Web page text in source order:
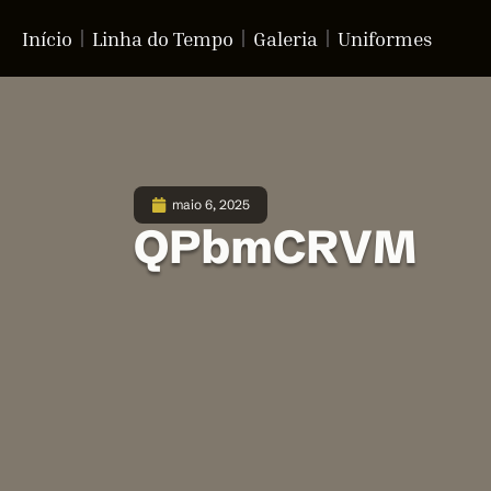
Início Linha do Tempo Galeria Uniformes
maio 6, 2025
QPbmCRVM